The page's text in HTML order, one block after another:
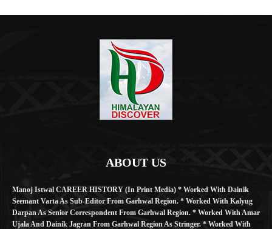
ABOUT US
Manoj Istwal CAREER HISTORY (in Print Media) * Worked With Dainik
Seemant Varta As Sub-Editor From Garhwal Region. * Worked With Kalyug
Darpan As Senior Correspondent From Garhwal Region. * Worked With Amar
Ujala And Dainik Jagran From Garhwal Region As Stringer. * Worked With